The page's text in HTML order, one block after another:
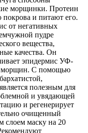
морщинки. Протеин
и питают его.
от негативных
пудре
вещества,
качества. Он
эпидермис УФ-
морщин. С помощью
полезным для
и увядающей
и регенерирует
очищенный
слоем маску на 20